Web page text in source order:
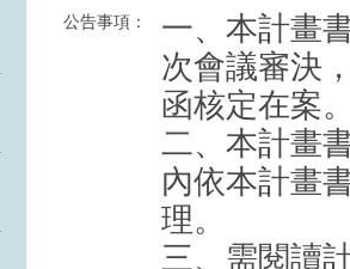
公告事項：
一、本計畫
次會議審決
函核定在案
二、本計畫
內依本計畫
理。
三、需閱讀